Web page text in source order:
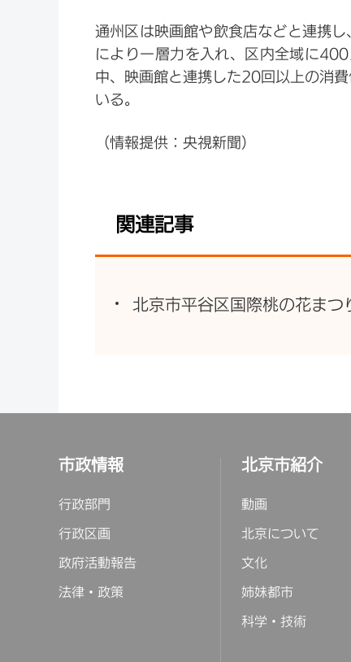
通州区は映画館や飲食店などと連携
により一層力を入れ、区内全域に
中、映画館と連携した20回以上の消
いる。
（情報提供：央視新聞）
関連記事
北京市平谷区国際桃の花ま
市政情報
行政部門
行政区画
政府活動報告
法律・政策
北京市紹介
動画
北京について
文化
姉妹都市
科学・技術